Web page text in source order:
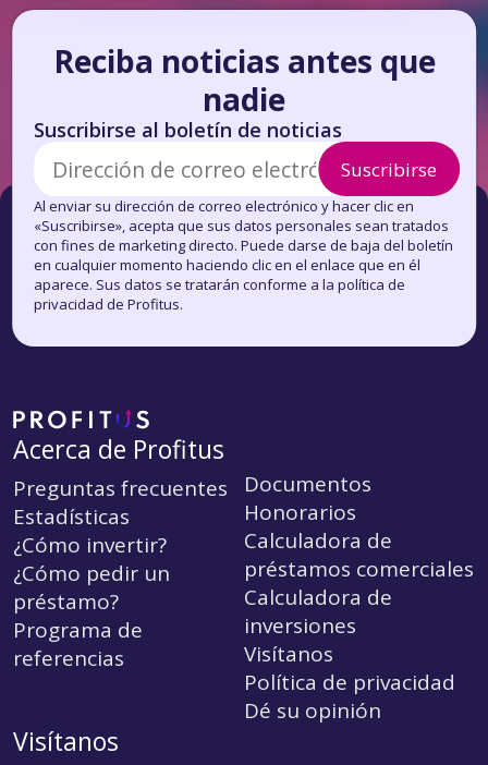
Reciba noticias antes que
nadie
Suscribirse al boletín de noticias
Suscribirse
Al enviar su dirección de correo electrónico y hacer clic en
«Suscribirse», acepta que sus datos personales sean tratados
con fines de marketing directo. Puede darse de baja del boletín
en cualquier momento haciendo clic en el enlace que en él
aparece. Sus datos se tratarán conforme a la política de
privacidad de Profitus.
Acerca de Profitus
Preguntas frecuentes
Estadísticas
¿Cómo invertir?
¿Cómo pedir un
préstamo?
Programa de
referencias
Documentos
Honorarios
Calculadora de
préstamos comerciales
Calculadora de
inversiones
Visítanos
Política de privacidad
Dé su opinión
Visítanos